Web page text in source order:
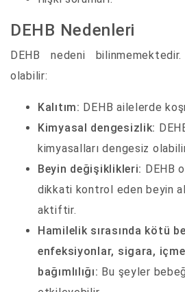
DEHB Nedenleri
DEHB nedeni
olabilir:
Kalıtım: DEHB ailelerde
Kimyasal dengesizlik:
kimyasalları dengesiz
Beyin değişiklikleri: DEHB
dikkati kontrol eden beyin
aktiftir.
Hamilelik sırasında kötü
enfeksiyonlar, sigara,
bağımlılığı: Bu şeyler